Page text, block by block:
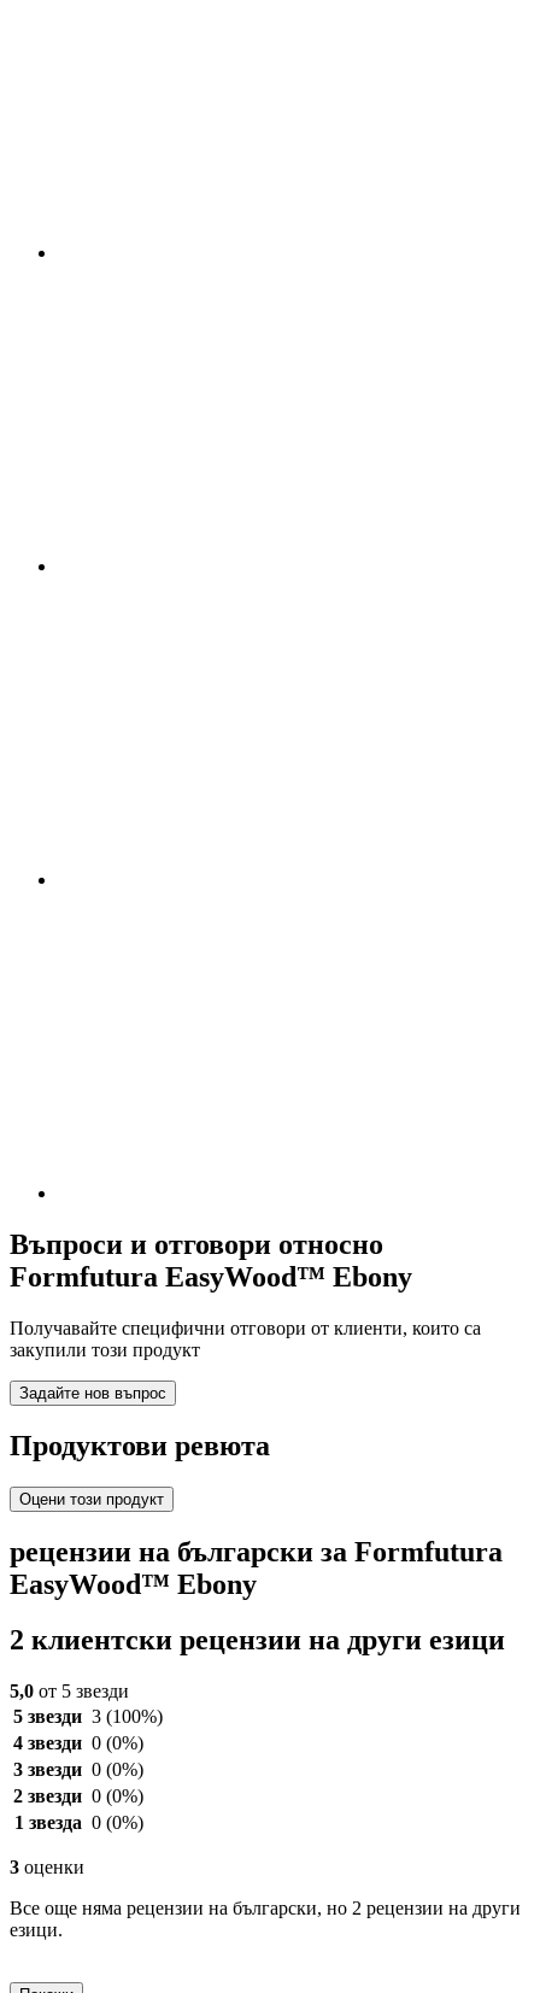
Въпроси и отговори относно
Formfutura EasyWood™ Ebony
Получавайте специфични отговори от клиенти, които са
закупили този продукт
Задайте нов въпрос
Продуктови ревюта
Оцени този продукт
рецензии на български за Formfutura
EasyWood™ Ebony
2 клиентски рецензии на други езици
5,0 от 5 звезди
5 звезди 3 (100%)
4 звезди 0 (0%)
3 звезди 0 (0%)
2 звезди 0 (0%)
1 звезда 0 (0%)
3 оценки
Все още няма рецензии на български, но 2 рецензии на други
езици.